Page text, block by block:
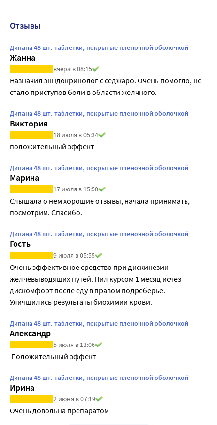
Отзывы
Дипана 48 шт. таблетки, покрытые пленочной оболочкой
Жанна
вчера в 08:15
Назначил энндокринолог с седжаро. Очень помогло, не
Дипана 48 шт. таблетки, покрытые пленочной оболочкой
Виктория
18 июля в 05:34
положительный эффект
Дипана 48 шт. таблетки, покрытые пленочной оболочкой
Марина
17 июля в 15:50
Слышала о нем хорошие отзывы, начала принимать,
посмотрим. Спасибо.
Дипана 48 шт. таблетки, покрытые пленочной оболочкой
Гость
9 июля в 05:55
Очень эффективное средство при дискинезии
желчевыводящих путей. Пил курсом 1 месяц исчез
дискомфорт после еду в правом подреберье.
Уличшились результаты биохимии крови.
Дипана 48 шт. таблетки, покрытые пленочной оболочкой
Александр
5 июля в 13:06
Положительный эффект
Дипана 48 шт. таблетки, покрытые пленочной оболочкой
Ирина
2 июня в 07:19
Очень довольна препаратом